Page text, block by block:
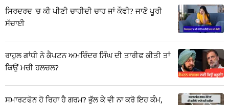
ਸਿਰਦਰਦ 'ਚ ਕੀ ਪੀਣੀ ਚਾਹੀਦੀ ਚਾਹ ਜਾਂ ਕੌਫੀ? ਜਾਣੋ ਪੂਰੀ
ਸੱਚਾਈ
ਰਾਹੁਲ ਗਾਂਧੀ ਨੇ ਕੈਪਟਨ ਅਮਰਿੰਦਰ ਸਿੰਘ ਦੀ ਤਾਰੀਫ ਕੀਤੀ ਤਾਂ
ਕਿਉਂ ਮਚੀ ਹਲਚਲ?
ਸਮਾਰਟਫੋਨ ਹੋ ਰਿਹਾ ਹੈ ਗਰਮ? ਭੁੱਲ ਕੇ ਵੀ ਨਾ ਕਰੋ ਇਹ ਕੰਮ,